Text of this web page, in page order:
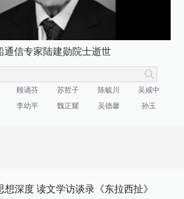
通信专家陆建勋院士逝世
顾诵芬 苏哲子 陈毓川
吴咸中
李幼平 魏正耀 吴德馨 孙玉
深度 读文学访谈录《东拉西扯》